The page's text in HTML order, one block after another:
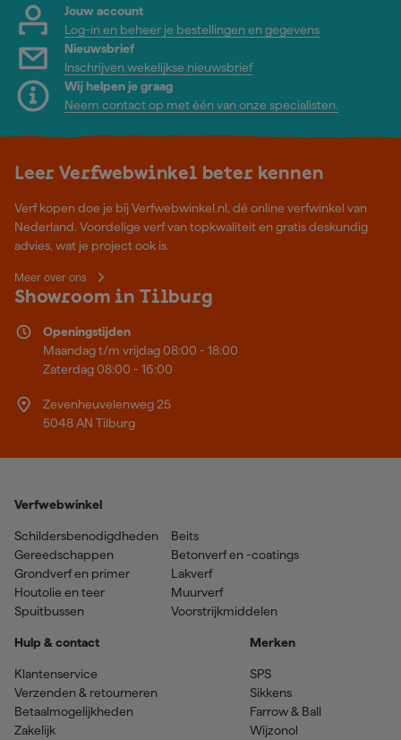
Jouw account
Log-in en beheer je bestellingen en gegevens
Nieuwsbrief
Inschrijven wekelijkse nieuwsbrief
Wij helpen je graag
Neem contact op met één van onze specialisten.
Leer Verfwebwinkel beter kennen
Verf kopen doe je bij Verfwebwinkel.nl, dé online verfwinkel van
Nederland. Voordelige verf van topkwaliteit en gratis deskundig
advies, wat je project ook is.
Meer over ons
Showroom in Tilburg
Openingstijden
Maandag t/m vrijdag 08:00 - 18:00
Zaterdag 08:00 - 16:00
Zevenheuvelenweg 25
5048 AN Tilburg
Verfwebwinkel
Schildersbenodigdheden
Gereedschappen
Grondverf en primer
Houtolie en teer
Spuitbussen
Beits
Betonverf en -coatings
Lakverf
Muurverf
Voorstrijkmiddelen
Hulp & contact
Klantenservice
Verzenden & retourneren
Betaalmogelijkheden
Zakelijk
Merken
SPS
Sikkens
Farrow & Ball
Wijzonol